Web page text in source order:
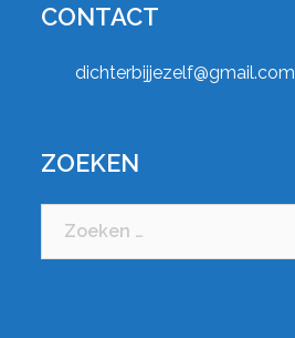
CONTACT
dichterbijjezelf@gmail.com
ZOEKEN